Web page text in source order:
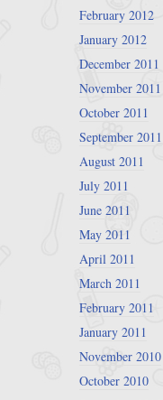
February 2012
January 2012
December 2011
November 2011
October 2011
September 2011
August 2011
July 2011
June 2011
May 2011
April 2011
March 2011
February 2011
January 2011
November 2010
October 2010